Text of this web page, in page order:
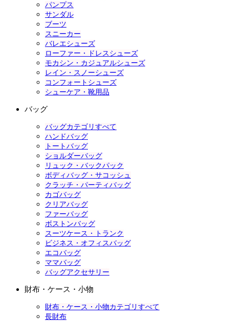
パンプス
サンダル
ブーツ
スニーカー
バレエシューズ
ローファー・ドレスシューズ
モカシン・カジュアルシューズ
レイン・スノーシューズ
コンフォートシューズ
シューケア・靴用品
バッグ
バッグカテゴリすべて
ハンドバッグ
トートバッグ
ショルダーバッグ
リュック・バックパック
ボディバッグ・サコッシュ
クラッチ・パーティバッグ
カゴバッグ
クリアバッグ
ファーバッグ
ボストンバッグ
スーツケース・トランク
ビジネス・オフィスバッグ
エコバッグ
ママバッグ
バッグアクセサリー
財布・ケース・小物
財布・ケース・小物カテゴリすべて
長財布